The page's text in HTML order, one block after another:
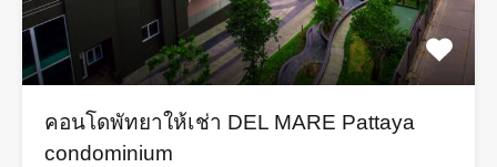
คอนโดพัทยาให้เช่า DEL MARE Pattaya
condominium